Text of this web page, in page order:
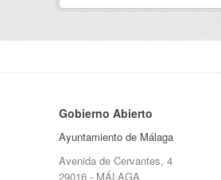
Gobierno Abierto
Ayuntamiento de Málaga
Avenida de Cervantes, 4
29016 - MÁLAGA.